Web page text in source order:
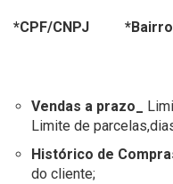
*CPF/CNPJ
Vendas a prazo_
Limite de
Histórico de
do cliente;